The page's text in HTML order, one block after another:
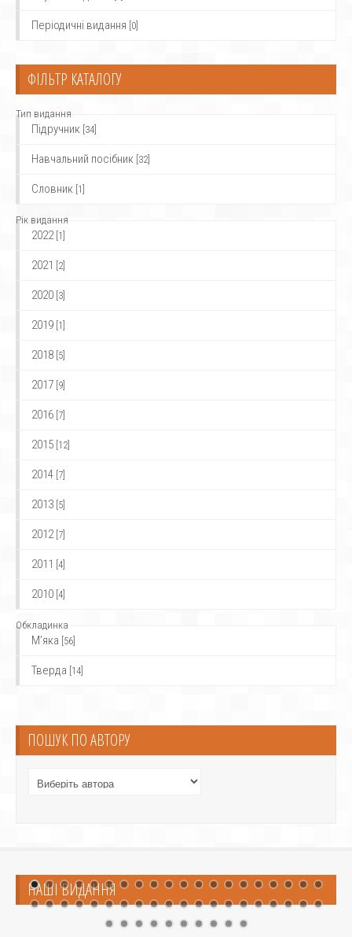
Періодичні видання [0]
ФІЛЬТР КАТАЛОГУ
Тип видання
Підручник [34]
Навчальний посібник [32]
Словник [1]
Рік видання
2022 [1]
2021 [2]
2020 [3]
2019 [1]
2018 [5]
2017 [9]
2016 [7]
2015 [12]
2014 [7]
2013 [5]
2012 [7]
2011 [4]
2010 [4]
Обкладинка
М’яка [56]
Тверда [14]
ПОШУК ПО АВТОРУ
НАШІ ВИДАННЯ